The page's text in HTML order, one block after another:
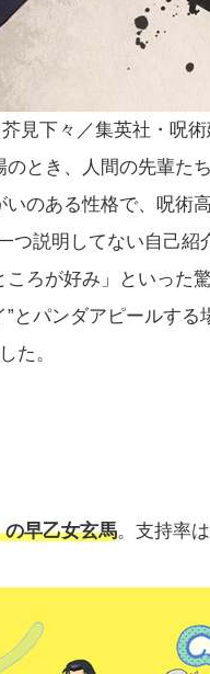
芥見下々／集英社・呪
のとき、人間の先輩た
いのある性格で、呪術
つ説明してない自己
ろが好み」といった
”とパンダアピールす
た。
の早乙女玄馬。支持率